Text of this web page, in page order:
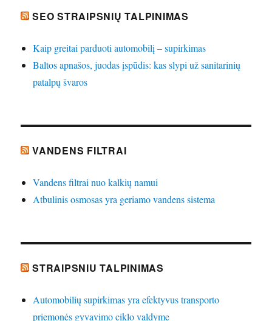
SEO STRAIPSNIŲ TALPINIMAS
Kaip greitai parduoti automobilį – supirkimas
Baltos apnašos, juodas įspūdis: kas slypi už sanitarinių
patalpų švaros
VANDENS FILTRAI
Vandens filtrai nuo kalkių namui
Atbulinis osmosas yra geriamo vandens sistema
STRAIPSNIU TALPINIMAS
Automobilių supirkimas yra efektyvus transporto
priemonės gyvavimo ciklo valdyme